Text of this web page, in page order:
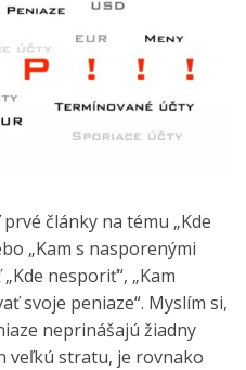
články na tému „Kde
„Kam s nasporenými
nesporiť“, „Kam
svoje peniaze“. Myslím si,
neprinášajú žiadny
veľkú stratu, je rovnako